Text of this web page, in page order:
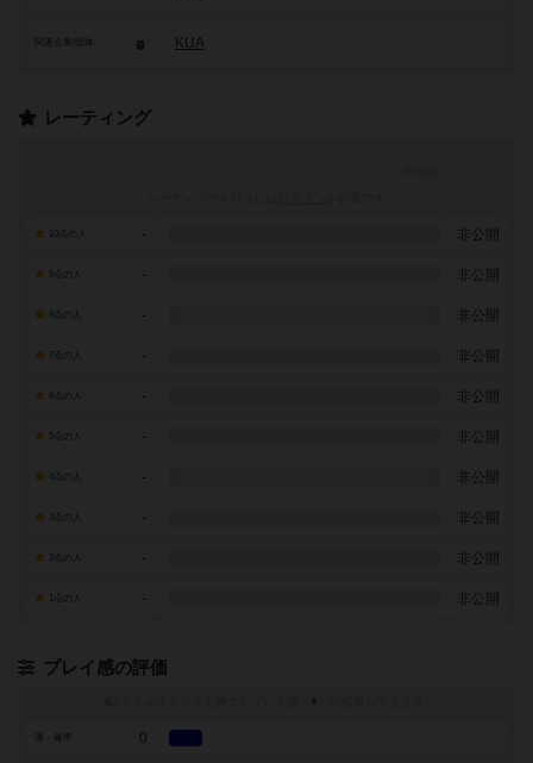
KUA
レーティング
- 非公開
- 非公開
- 非公開
7点の人 - 非公開
- 非公開
- 非公開
- 非公開
- 非公開
- 非公開
- 非公開
プレイ感の評価
※
0